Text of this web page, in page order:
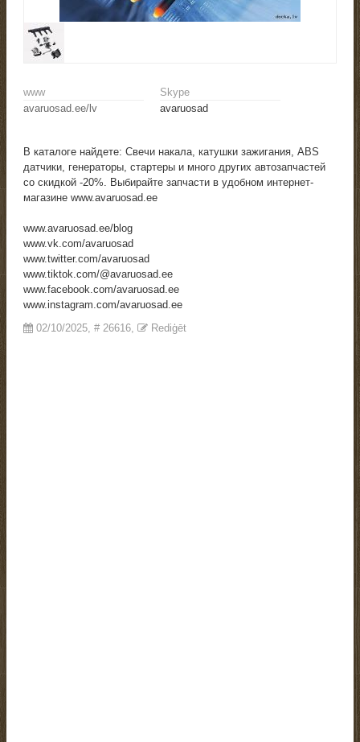
www
avaruosad.ee/lv
Skype
avaruosad
В каталоге найдете: Свечи накала, катушки зажигания, ABS
датчики, генераторы, стартеры и много других автозапчастей
со скидкой -20%. Выбирайте запчасти в удобном интернет-
магазине www.avaruosad.ee
www.avaruosad.ee/blog
www.vk.com/avaruosad
www.twitter.com/avaruosad
www.tiktok.com/@avaruosad.ee
www.facebook.com/avaruosad.ee
www.instagram.com/avaruosad.ee
02/10/2025, # 26616, Rediģēt